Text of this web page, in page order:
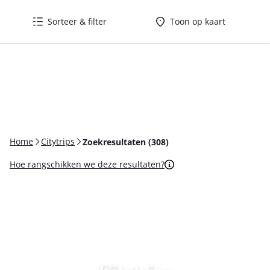
Sorteer & filter Toon op kaart
Home Citytrips
Zoekresultaten (308)
Hoe rangschikken we deze resultaten?